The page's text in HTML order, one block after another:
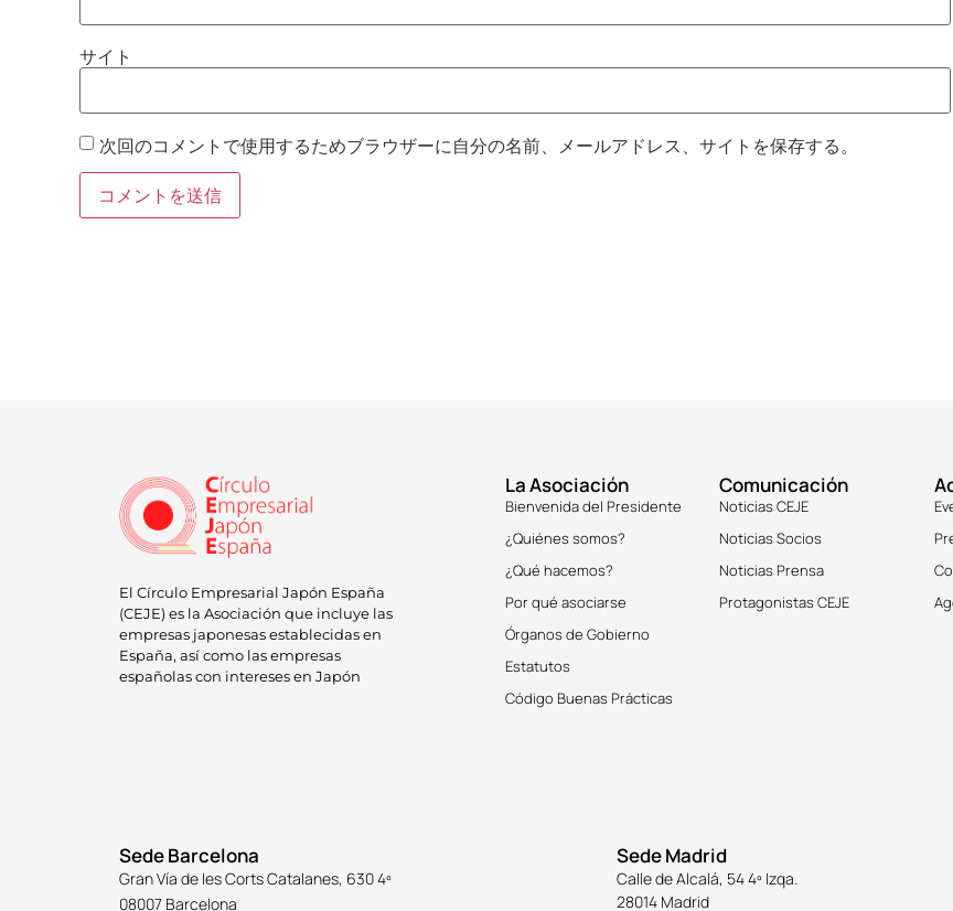
サイト
次回のコメントで使用するためブラウザーに自分の名前、メールアドレス、サイトを保存する。
El Círculo Empresarial Japón España
(CEJE) es la Asociación que incluye las
empresas japonesas establecidas en
España, así como las empresas
españolas con intereses en Japón
La Asociación
Bienvenida del Presidente
¿Quiénes somos?
¿Qué hacemos?
Por qué asociarse
Órganos de Gobierno
Estatutos
Código Buenas Prácticas
Comunicación
Noticias CEJE
Noticias Socios
Noticias Prensa
Protagonistas CEJE
Sede Barcelona
Gran Vía de les Corts Catalanes, 630 4º
08007 Barcelona
Sede Madrid
Calle de Alcalá, 54 4º Izqa.
28014 Madrid